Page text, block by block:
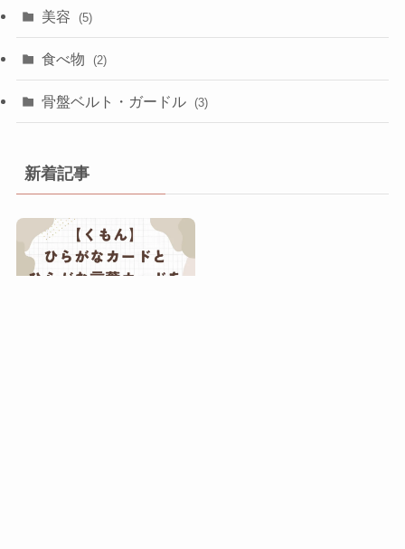
美容 (5)
食べ物 (2)
骨盤ベルト・ガードル (3)
新着記事